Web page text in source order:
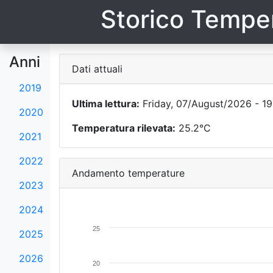
Storico
Anni
2019
2020
2021
2022
2023
2024
2025
2026
Dati attuali
Ultima lettura: Friday, 07/August/2026 -
Temperatura rilevata: 25.2°C
Andamento temperature
20
25